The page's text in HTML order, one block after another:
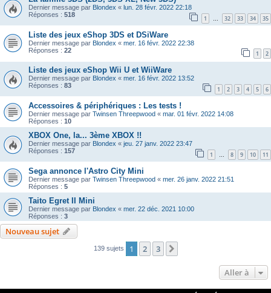
Dernier message par Blondex « lun. 28 févr. 2022 22:18
Réponses : 518 1 … 32 33 34 35
Liste des jeux eShop 3DS et DSiWare
Dernier message par Blondex « mer. 16 févr. 2022 22:38
Réponses : 22 1 2
Liste des jeux eShop Wii U et WiiWare
Dernier message par Blondex « mer. 16 févr. 2022 13:52
Réponses : 83 1 2 3 4 5 6
Accessoires & périphériques : Les tests !
Dernier message par Twinsen Threepwood « mar. 01 févr. 2022 14:08
Réponses : 10
XBOX One, la... 3ème XBOX !!
Dernier message par Blondex « jeu. 27 janv. 2022 23:47
Réponses : 157 1 … 8 9 10 11
Sega annonce l'Astro City Mini
Dernier message par Twinsen Threepwood « mer. 26 janv. 2022 21:51
Réponses : 5
Taito Egret II Mini
Dernier message par Blondex « mer. 22 déc. 2021 10:00
Réponses : 3
Nouveau sujet
139 sujets 1 2 3
Aller à